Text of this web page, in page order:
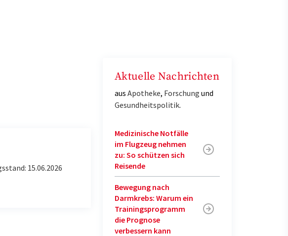
15.06.2026
Aktuelle Nachrichten
aus Apotheke, Forschung und
Gesundheitspolitik.
Medizinische Notfälle
im Flugzeug nehmen
zu: So schützen sich
Reisende
Bewegung nach
Darmkrebs: Warum ein
Trainingsprogramm
die Prognose
verbessern kann